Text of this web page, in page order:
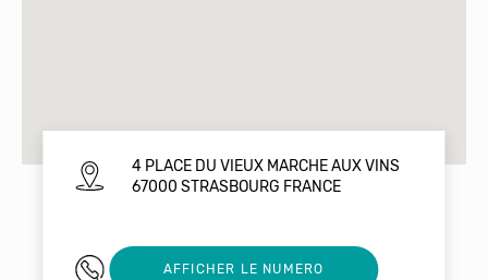
4 PLACE DU VIEUX MARCHE AUX VINS
67000 STRASBOURG FRANCE
03 88 54 90 17
AFFICHER LE NUMERO